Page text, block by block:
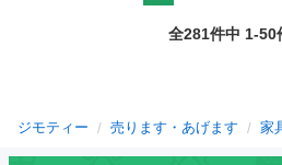
全281件中 1-50
ジモティー 売ります・あげます 家